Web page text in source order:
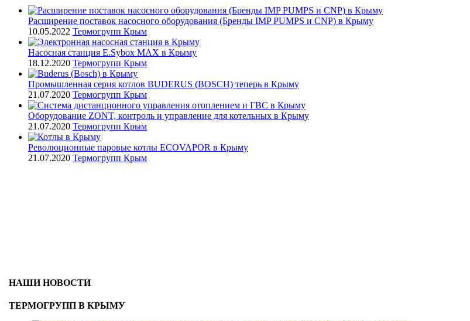
Расширение поставок насосного оборудования (Бренды IMP PUMPS и CNP) в Крыму
10.05.2022 Термогрупп Крым
Насосная станция E.Sybox MAX в Крыму
18.12.2020 Термогрупп Крым
Промышленная серия котлов BUDERUS (BOSCH) теперь в Крыму
21.07.2020 Термогрупп Крым
Оборудование ZONT, контроль и управление для котельных в Крыму
21.07.2020 Термогрупп Крым
Революционные паровые котлы ECOVAPOR в Крыму
21.07.2020 Термогрупп Крым
НАШИ НОВОСТИ
ТЕРМОГРУПП В КРЫМУ